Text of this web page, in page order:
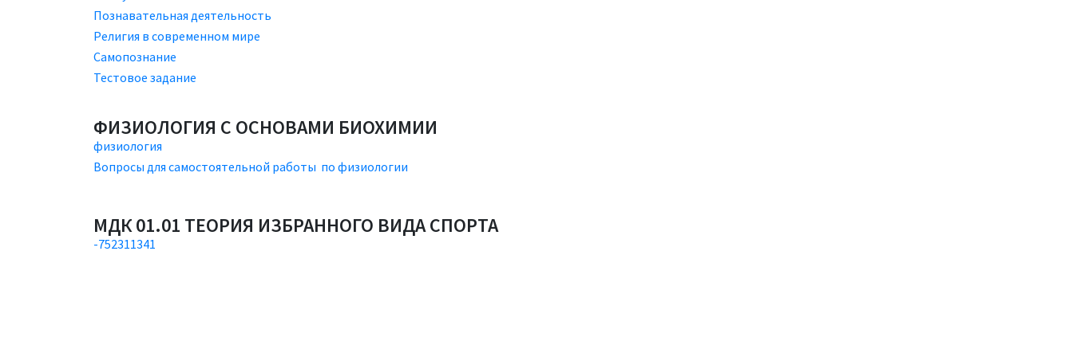
Познавательная деятельность
Религия в современном мире
Самопознание
Тестовое задание
ФИЗИОЛОГИЯ С ОСНОВАМИ БИОХИМИИ
физиология
Вопросы для самостоятельной работы по физиологии
МДК 01.01 ТЕОРИЯ ИЗБРАННОГО ВИДА СПОРТА
-752311341